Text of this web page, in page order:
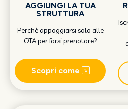
AGGIUNGI LA TUA
STRUTTURA
Perchè appoggiarsi solo alle
OTA per farsi prenotare?
Scopri come